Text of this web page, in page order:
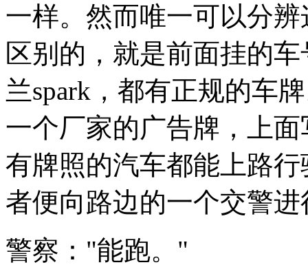
一样。然而唯一可以分
区别的，就是前面挂的
兰spark，都有正规的车
一个厂家的广告牌，上
有牌照的汽车都能上路
者便向路边的一个交警
警察："能跑。"